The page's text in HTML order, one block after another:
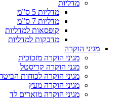
מדליות
מדליות 5 ס”מ
מדליות 7 ס”מ
קופסאות למדליות
מדבקות למדליות
מגיני הוקרה
מגיני הוקרה מזכוכית
מגני הוקרה קריסטל
מגיני הוקרה לכוחות
מגיני הוקרה מעץ
מגיני הוקרה מוארים לד